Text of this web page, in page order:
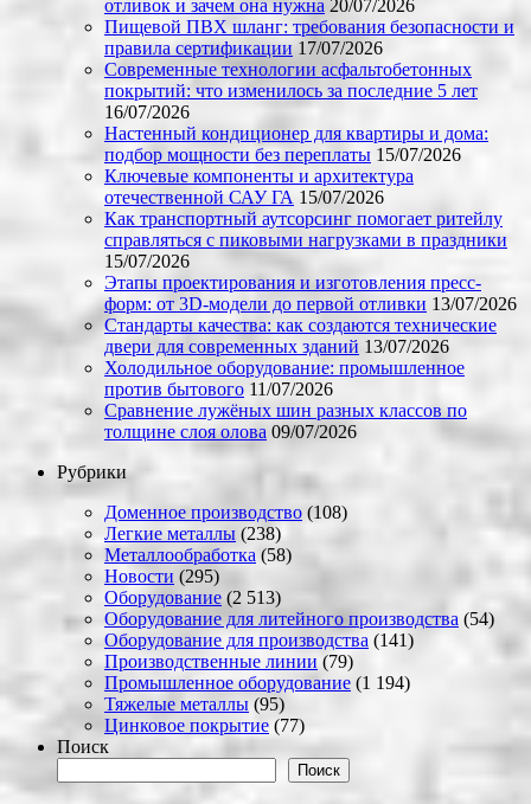
отливок и зачем она нужна 20/07/2026
Пищевой ПВХ шланг: требования безопасности и
правила сертификации 17/07/2026
Современные технологии асфальтобетонных
покрытий: что изменилось за последние 5 лет
16/07/2026
Настенный кондиционер для квартиры и дома:
подбор мощности без переплаты 15/07/2026
Ключевые компоненты и архитектура
отечественной САУ ГА 15/07/2026
Как транспортный аутсорсинг помогает ритейлу
справляться с пиковыми нагрузками в праздники
15/07/2026
Этапы проектирования и изготовления пресс-
форм: от 3D-модели до первой отливки 13/07/2026
Стандарты качества: как создаются технические
двери для современных зданий 13/07/2026
Холодильное оборудование: промышленное
против бытового 11/07/2026
Сравнение лужёных шин разных классов по
толщине слоя олова 09/07/2026
Рубрики
Доменное производство (108)
Легкие металлы (238)
Металлообработка (58)
Новости (295)
Оборудование (2 513)
Оборудование для литейного производства (54)
Оборудование для производства (141)
Производственные линии (79)
Промышленное оборудование (1 194)
Тяжелые металлы (95)
Цинковое покрытие (77)
Поиск
Поиск